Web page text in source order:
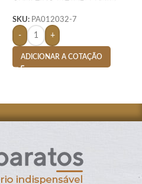
SKU: PA012032-7
- +
ADICIONAR A COTAÇÃO